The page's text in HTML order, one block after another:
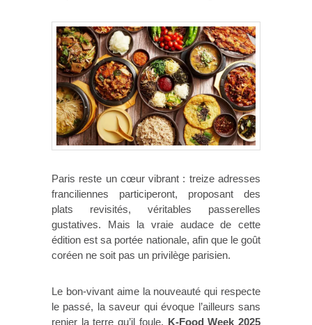
Paris reste un cœur vibrant : treize adresses
franciliennes participeront, proposant des
plats revisités, véritables passerelles
gustatives. Mais la vraie audace de cette
édition est sa portée nationale, afin que le goût
coréen ne soit pas un privilège parisien.
Le bon-vivant aime la nouveauté qui respecte
le passé, la saveur qui évoque l’ailleurs sans
renier la terre qu’il foule. K-Food Week 2025